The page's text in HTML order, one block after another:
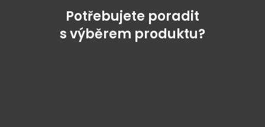
Potřebujete poradit
s výběrem produktu?